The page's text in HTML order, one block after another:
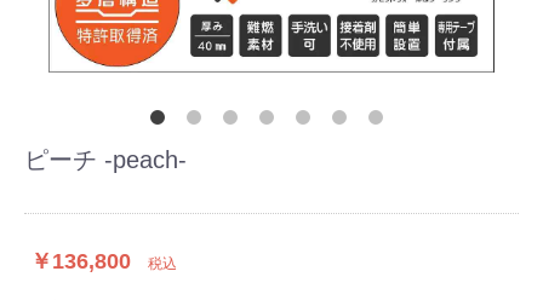
ピーチ -peach-
￥136,800 税込